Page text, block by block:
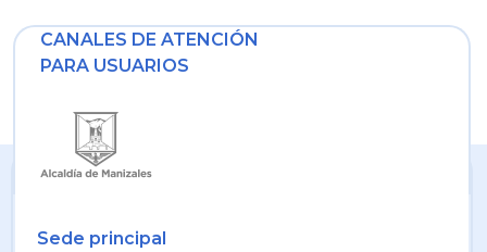
CANALES DE ATENCIÓN
PARA USUARIOS
Sede principal